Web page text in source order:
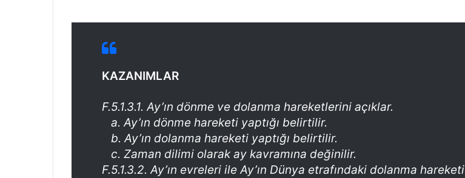
KAZANIMLAR
F.5.1.3.1. Ay’ın dönme ve dolanma hareketlerini açıklar.
a. Ay’ın dönme hareketi yaptığı belirtilir.
b. Ay’ın dolanma hareketi yaptığı belirtilir.
c. Zaman dilimi olarak ay kavramına değinilir.
F.5.1.3.2. Ay’ın evreleri ile Ay’ın Dünya etrafındaki dolanma hareketi